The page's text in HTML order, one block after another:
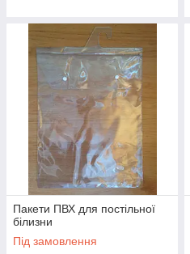
Пакети ПВХ для постільної
білизни
Під замовлення